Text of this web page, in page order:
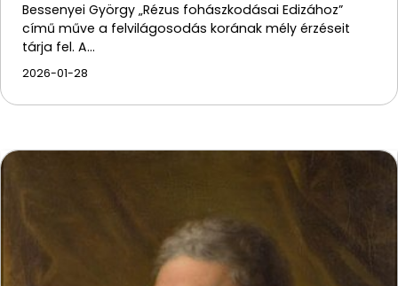
Bessenyei György „Rézus fohászkodásai Edizához”
című műve a felvilágosodás korának mély érzéseit
tárja fel. A…
2026-01-28